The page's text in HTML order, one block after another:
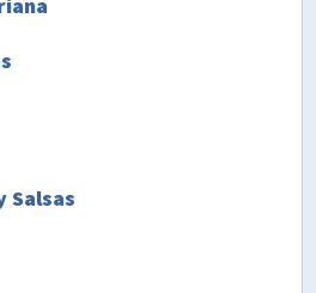
Salsas